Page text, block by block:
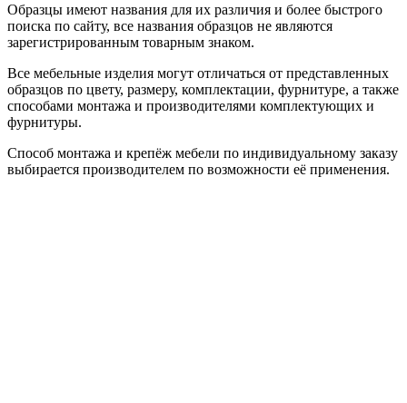
Образцы имеют названия для их различия и более быстрого
поиска по сайту, все названия образцов не являются
зарегистрированным товарным знаком.
Все мебельные изделия могут отличаться от представленных
образцов по цвету, размеру, комплектации, фурнитуре, а также
способами монтажа и производителями комплектующих и
фурнитуры.
Способ монтажа и крепёж мебели по индивидуальному заказу
выбирается производителем по возможности её применения.